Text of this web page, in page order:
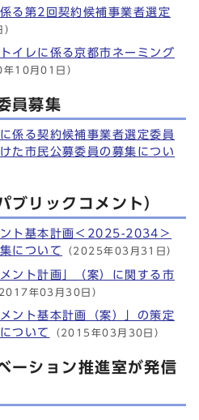
る第2回契約候補事業者選定
イレに係る京都市ネーミング
年10月01日）
員募集
係る契約候補事業者選定委員
た市民公募委員の募集につい
ブリックコメント）
ト基本計画＜2025-2034＞
について
（2025年03月31日）
ント計画」（案）に関する市
2017年03月30日）
ント基本計画（案）」の策定
ついて
（2015年03月30日）
ーション推進室が発信